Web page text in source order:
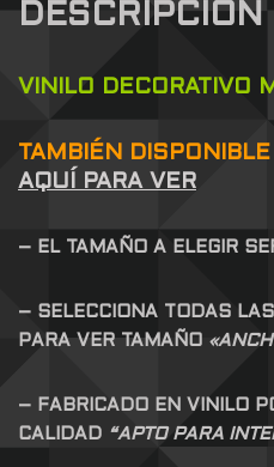
DESCRIPCIÓN
VINILO DECORATIVO
TAMBIÉN
AQUÍ PARA VER
– EL TAMAÑO A ELEGIR
– SELECCIONA TODAS
PARA VER TAMAÑO
– FABRICADO EN VINILO
CALIDAD “APTO PARA